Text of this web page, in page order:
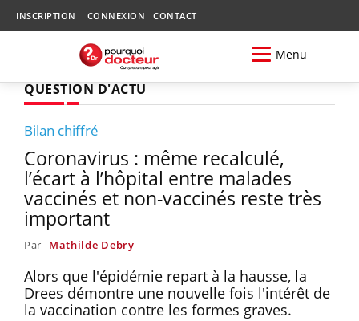
INSCRIPTION CONNEXION CONTACT
Menu
QUESTION D'ACTU
Bilan chiffré
Coronavirus : même recalculé,
l’écart à l’hôpital entre malades
vaccinés et non-vaccinés reste très
important
Par Mathilde Debry
Alors que l'épidémie repart à la hausse, la
Drees démontre une nouvelle fois l'intérêt de
la vaccination contre les formes graves.